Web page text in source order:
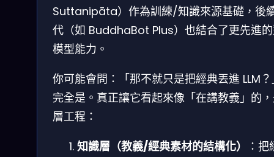
Suttanipāta）作為訓練/知識來源基礎，後
代（如 BuddhaBot Plus）也結合了更先進
模型能力。
你可能會問：「那不就只是把經典丟進 LLM
完全是。真正讓它看起來像「在講教義」的
層工程：
知識層（教義/經典素材的結構化）
：